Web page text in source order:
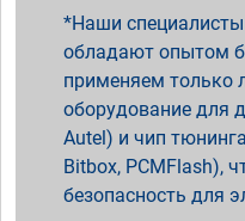
Наши
обладают опытом
применяем только
оборудование для
Autel) и чип
Bitbox, PCMFlash),
безопасность для